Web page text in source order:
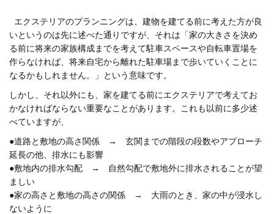
エクステリアのプランニングは、建物を建てる前に考えた方が良
いというのは先に述べた通りですが、それは「家の大きさを決め
る前に将来の家族構成までを考えて駐車スペースや自転車置場を
作らなければ、将来自宅から離れた駐車場まで歩いていくことに
なるかもしれません。」という意味です。
しかし、それ以外にも、家を建てる前にエクステリアで考えてお
かなければならない重要なことがあります。これも以前に多少述
べていますが、
●道路と敷地の高さ関係
→
玄関までの階段の段数やアプローチ
延長の他、排水にも影響
●敷地内の排水勾配 →
自然勾配で敷地外に排水されることが望
ましい
●家の高さと敷地の高さの関係 →
大雨のとき、家の中が浸水し
ないように